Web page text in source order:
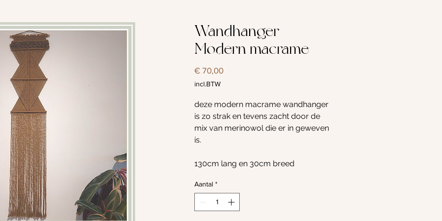
Wandhanger
Modern macrame
€ 70,00Prijs
incl.BTW
deze modern macrame wandhanger
is zo strak en tevens zacht door de
mix van merinowol die er in geweven
is.
130cm lang en 30cm breed
Aantal *